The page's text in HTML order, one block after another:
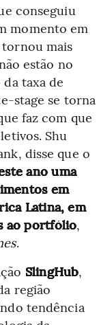
conseguiu
momento em
mais
estão no
taxa de
stage se torna
faz com que
Shu
disse que o
ano uma
em
Latina, em
ao portfólio,
.
SlingHub,
região
tendência